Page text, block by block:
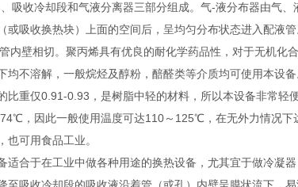
吸收冷却段和气液分离器三部分组成。气-液分布器由气
或吸收换热块）上面的空间后，呈均匀分布状态进入配液
内壁相切。聚丙烯具有优良的耐化学药品性，对于无机
均不溶解，一般烷烃及醇粉，醅醛类等介质均可使用本设
比重仅0.91-0.93，是树脂中轻的材料，所以本设备非常轻
，因此一般使用温度可达110～125℃，在无外力情况
可用食品工业。
适合于在工业中做各种用途的换热设备，尤其宜于做冷凝